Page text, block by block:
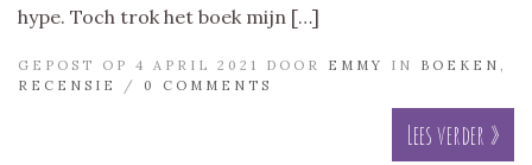
hype. Toch trok het boek mijn […]
GEPOST OP 4 APRIL 2021 DOOR EMMY IN BOEKEN
RECENSIE
/ 0 COMMENTS
Lees verder »